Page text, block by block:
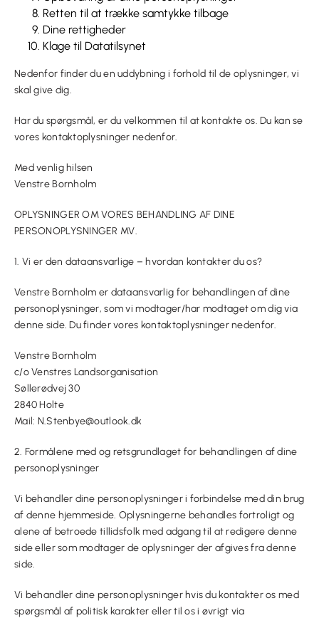
Retten til at trække samtykke tilbage
Dine rettigheder
Klage til Datatilsynet
Nedenfor finder du en uddybning i forhold til de oplysninger, vi
skal give dig.
Har du spørgsmål, er du velkommen til at kontakte os. Du kan se
vores kontaktoplysninger nedenfor.
Med venlig hilsen
Venstre Bornholm
OPLYSNINGER OM VORES BEHANDLING AF DINE
PERSONOPLYSNINGER MV.
1. Vi er den dataansvarlige – hvordan kontakter du os?
Venstre Bornholm er dataansvarlig for behandlingen af dine
personoplysninger, som vi modtager/har modtaget om dig via
denne side. Du finder vores kontaktoplysninger nedenfor.
Venstre Bornholm
c/o Venstres Landsorganisation
Søllerødvej 30
2840 Holte
Mail: N.Stenbye@outlook.dk
2. Formålene med og retsgrundlaget for behandlingen af dine
personoplysninger
Vi behandler dine personoplysninger i forbindelse med din brug
af denne hjemmeside. Oplysningerne behandles fortroligt og
alene af betroede tillidsfolk med adgang til at redigere denne
side eller som modtager de oplysninger der afgives fra denne
side.
Vi behandler dine personoplysninger hvis du kontakter os med
spørgsmål af politisk karakter eller til os i øvrigt via